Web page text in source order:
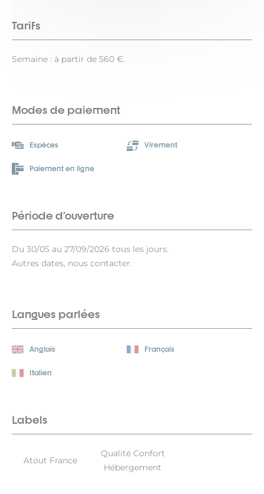
Tarifs
Semaine : à partir de 560 €.
Modes de paiement
Espèces Virement
Paiement en ligne
Période d'ouverture
Du 30/05 au 27/09/2026 tous les jours.
Autres dates, nous contacter.
Langues parlées
Anglais Français
Italien
Labels
Atout France
Qualité Confort
Hébergement